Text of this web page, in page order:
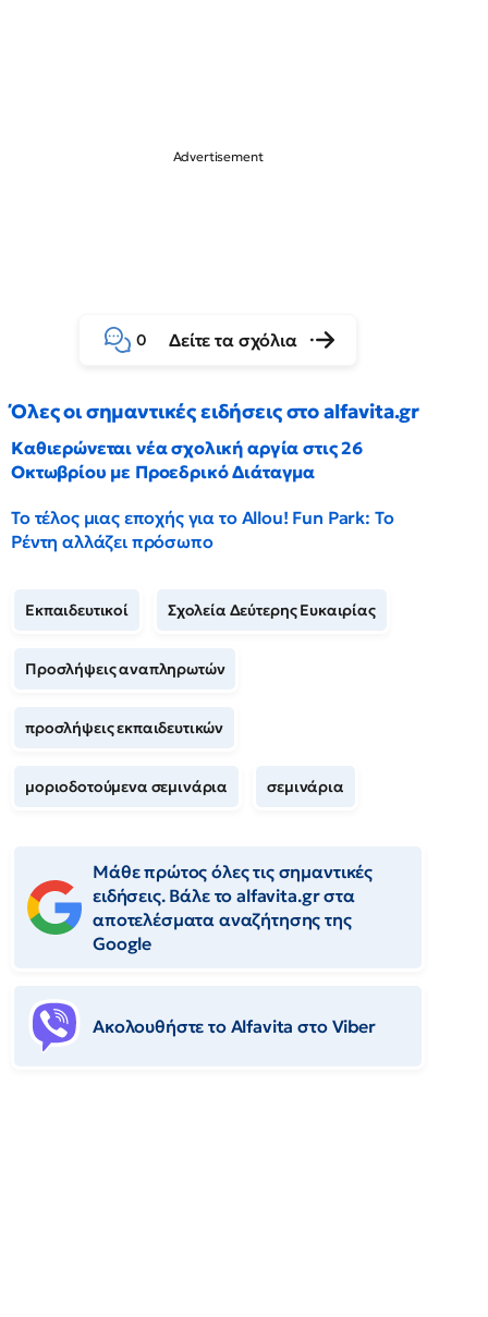
0 Δείτε τα σχόλια
Όλες οι σημαντικές ειδήσεις στο alfavita.gr
Καθιερώνεται νέα σχολική αργία στις 26
Οκτωβρίου με Προεδρικό Διάταγμα
Το τέλος μιας εποχής για το Allou! Fun Park: Το
Ρέντη αλλάζει πρόσωπο
Εκπαιδευτικοί Σχολεία Δεύτερης Ευκαιρίας
Προσλήψεις αναπληρωτών
προσλήψεις εκπαιδευτικών
μοριοδοτούμενα σεμινάρια σεμινάρια
Μάθε πρώτος όλες τις σημαντικές
ειδήσεις. Βάλε το alfavita.gr στα
αποτελέσματα αναζήτησης της
Google
Ακολουθήστε το Αlfavita στο Viber